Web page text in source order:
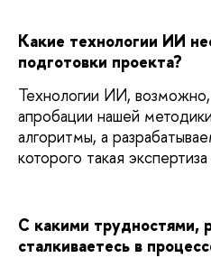
Какие технологии ИИ
подготовки проекта?
Технологии ИИ,
апробации нашей
алгоритмы, а
которого такая
С какими трудностями,
сталкиваетесь в